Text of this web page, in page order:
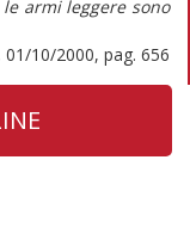
armi leggere sono
10/2000, pag. 656